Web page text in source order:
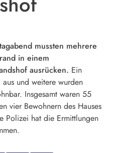
mussten mehrere
in einem
ausrücken. Ein
und weitere wurden
Insgesamt waren 55
vier Bewohnern des Hauses
Polizei hat die Ermittlungen